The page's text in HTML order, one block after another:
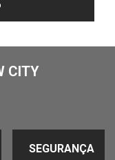
CITY
SEGURANÇA